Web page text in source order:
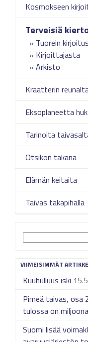
Kosmokseen
Terveisiä
Tuorein kirjoitus
Kirjoittajasta
Arkisto
Kraatterin
Eksoplaneetta
Tarinoita
Otsikon takana
Elämän keitaita
Taivas takapihalla
VIIMEISIMMÄT
Kuuhulluus iski
Pimeä taivas, osa
tulossa on
Suomi lisää